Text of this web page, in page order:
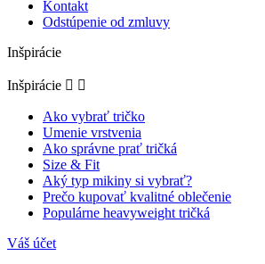
Kontakt
Odstúpenie od zmluvy
Inšpirácie
Inšpirácie  
Ako vybrať tričko
Umenie vrstvenia
Ako správne prať tričká
Size & Fit
Aký typ mikiny si vybrať?
Prečo kupovať kvalitné oblečenie
Populárne heavyweight tričká
Váš účet